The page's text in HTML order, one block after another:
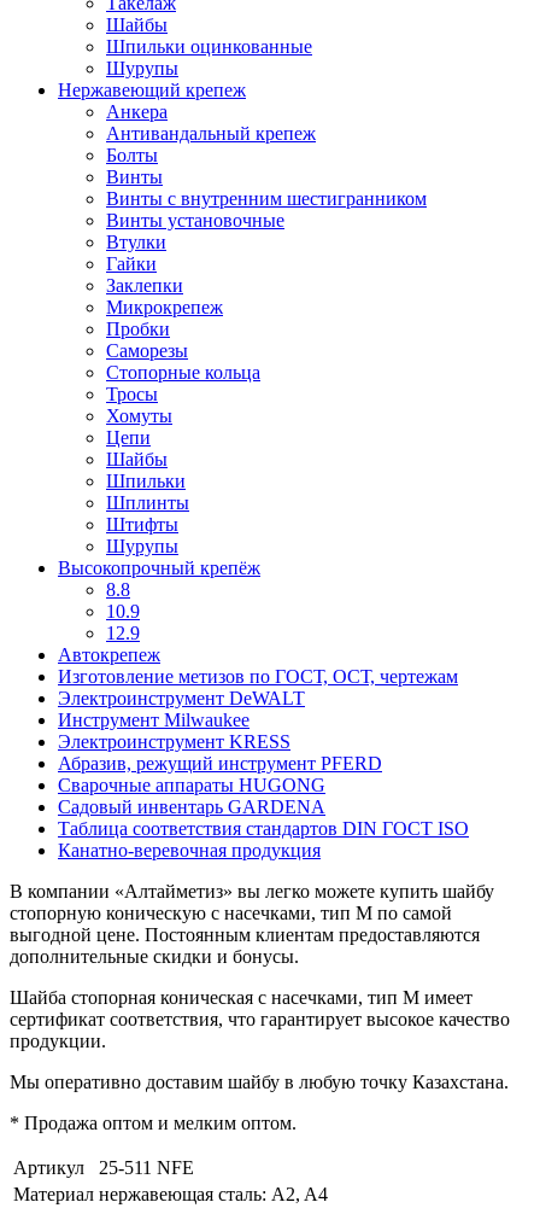
Шайбы
Шпильки оцинкованные
Шурупы
Нержавеющий крепеж
Анкера
Антивандальный крепеж
Болты
Винты
Винты с внутренним шестигранником
Винты установочные
Втулки
Гайки
Заклепки
Микрокрепеж
Пробки
Саморезы
Стопорные кольца
Тросы
Хомуты
Цепи
Шайбы
Шпильки
Шплинты
Штифты
Шурупы
Высокопрочный крепёж
8.8
10.9
12.9
Автокрепеж
Изготовление метизов по ГОСТ, ОСТ, чертежам
Электроинструмент DeWALT
Инструмент Milwaukee
Электроинструмент KRESS
Абразив, режущий инструмент PFERD
Сварочные аппараты HUGONG
Садовый инвентарь GARDENA
Таблица соответствия стандартов DIN ГОСТ ISO
Канатно-веревочная продукция
В компании «Алтайметиз» вы легко можете купить шайбу
стопорную коническую с насечками, тип M по самой
выгодной цене. Постоянным клиентам предоставляются
дополнительные скидки и бонусы.
Шайба стопорная коническая с насечками, тип M имеет
сертификат соответствия, что гарантирует высокое качество
продукции.
Мы оперативно доставим шайбу в любую точку Казахстана.
* Продажа оптом и мелким оптом.
Артикул
25-511 NFE
Материал нержавеющая сталь: A2, A4